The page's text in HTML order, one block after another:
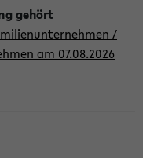
/
am 07.08.2026